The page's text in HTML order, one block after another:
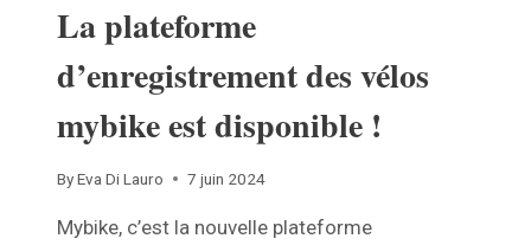
La plateforme
d’enregistrement des vélos
mybike est disponible !
ByEva Di Lauro 7 juin 2024
Mybike, c’est la nouvelle plateforme